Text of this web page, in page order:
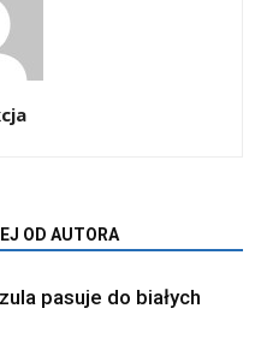
OD AUTORA
pasuje do białych